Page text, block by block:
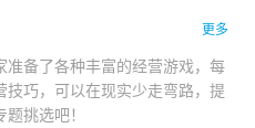
更多
准备了各种丰富的经营游戏，每
巧，可以在现实少走弯路，提
挑选吧！